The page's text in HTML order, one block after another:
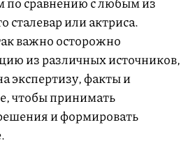
сталевар или актриса.
важно осторожно
из различных источников,
экспертизу, факты и
чтобы принимать
и формировать